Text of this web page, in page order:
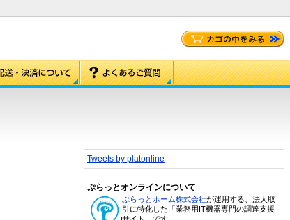
Tweets by platonline
ぷらっとオンラインについて
ぷらっとホーム株式会社が運用する、法人取
引に特化した「業務用IT機器専門の調達支援